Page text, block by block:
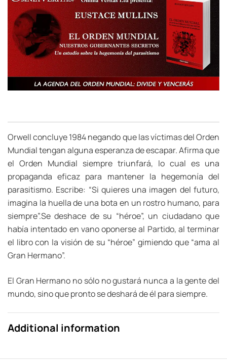
Orwell concluye 1984 negando que las víctimas del Orden
Mundial tengan alguna esperanza de escapar. Afirma que
el Orden Mundial siempre triunfará, lo cual es una
propaganda eficaz para mantener la hegemonía del
parasitismo. Escribe: “Si quieres una imagen del futuro,
imagina la huella de una bota en un rostro humano, para
siempre”.Se deshace de su “héroe”, un ciudadano que
había intentado en vano oponerse al Partido, al terminar
el libro con la visión de su “héroe” gimiendo que “ama al
Gran Hermano”.
El Gran Hermano no sólo no gustará nunca a la gente del
mundo, sino que pronto se deshará de él para siempre.
Additional information